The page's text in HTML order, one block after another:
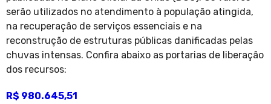
serão utilizados no atendimento à população atingida,
na recuperação de serviços essenciais e na
reconstrução de estruturas públicas danificadas pelas
chuvas intensas. Confira abaixo as portarias de liberação
dos recursos:
R$ 980.645,51